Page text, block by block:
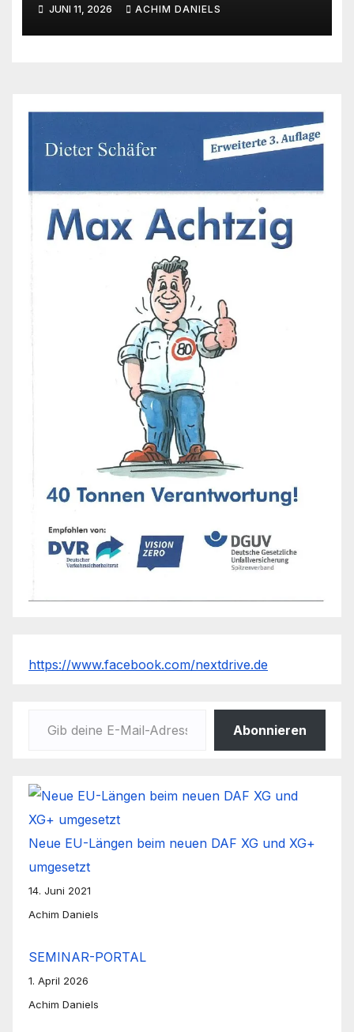
JUNI 11, 2026 ACHIM DANIELS
https://www.facebook.com/nextdrive.de
Abonnieren
Neue EU-Längen beim neuen DAF XG und XG+
umgesetzt
14. Juni 2021
Achim Daniels
SEMINAR-PORTAL
1. April 2026
Achim Daniels